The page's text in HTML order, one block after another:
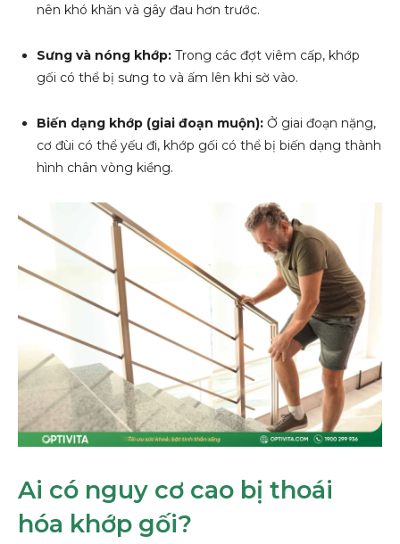
nên khó khăn và gây đau hơn trước.
Sưng và nóng khớp: Trong các đợt viêm cấp, khớp
gối có thể bị sưng to và ấm lên khi sờ vào.
Biến dạng khớp (giai đoạn muộn): Ở giai đoạn nặng,
cơ đùi có thể yếu đi, khớp gối có thể bị biến dạng thành
hình chân vòng kiềng.
Ai có nguy cơ cao bị thoái
hóa khớp gối?